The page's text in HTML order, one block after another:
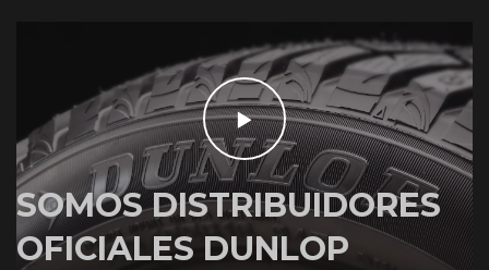
SOMOS DISTRIBUIDORES
OFICIALES DUNLOP